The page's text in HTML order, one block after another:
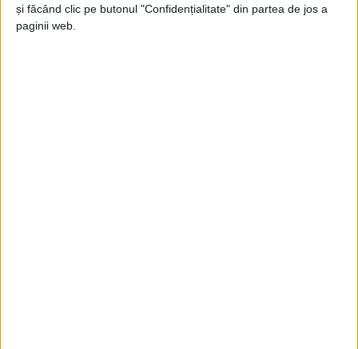
și făcând clic pe butonul "Confidențialitate" din partea de jos a
paginii web.
Nu se vinde țara, se dă gratis